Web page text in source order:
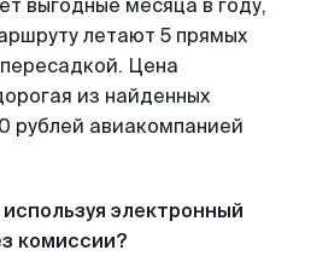
выгодные месяца в году,
летают 5 прямых
Цена
из найденных
рублей авиакомпанией
электронный
комиссии?